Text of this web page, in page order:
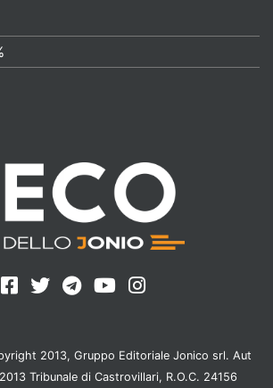
2013, Gruppo Editoriale Jonico srl. Aut
Tribunale di Castrovillari, R.O.C. 24156